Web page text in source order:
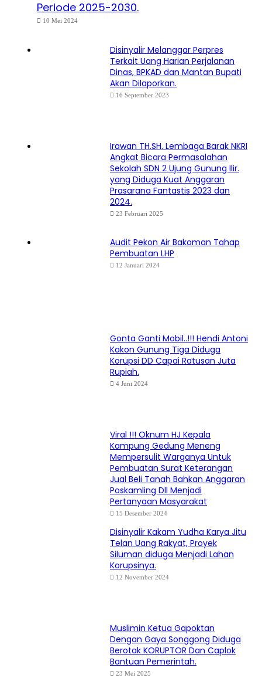
Periode 2025-2030.
10 Mei 2024
Disinyalir Melanggar Perpres
Terkait Uang Harian Perjalanan
Dinas, BPKAD dan Mantan Bupati
Akan Dilaporkan.
16 September 2023
Irawan TH.SH. Lembaga Barak NKRI
Angkat Bicara Permasalahan
Sekolah SDN 2 Ujung Gunung Ilir.
yang Diduga Kuat Anggaran
Prasarana Fantastis 2023 dan
2024.
23 Februari 2025
Audit Pekon Air Bakoman Tahap
Pembuatan LHP
12 Januari 2024
Gonta Ganti Mobil..!!! Hendi Antoni
Kakon Gunung Tiga Diduga
Korupsi DD Capai Ratusan Juta
Rupiah.
4 Juni 2024
Viral !!! Oknum HJ Kepala
Kampung Gedung Meneng
Mempersulit Warganya Untuk
Pembuatan Surat Keterangan
Jual Beli Tanah Bahkan Anggaran
Poskamling Dll Menjadi
Pertanyaan Masyarakat
15 Desember 2024
Disinyalir Kakam Yudha Karya Jitu
Telan Uang Rakyat, Proyek
Siluman diduga Menjadi Lahan
Korupsinya.
12 November 2024
Muslimin Ketua Gapoktan
Dengan Gaya Songgong Diduga
Berotak KORUPTOR Dan Caplok
Bantuan Pemerintah.
23 Mei 2025